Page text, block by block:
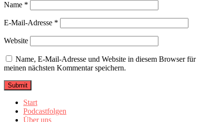
Name *
E-Mail-Adresse *
Website
Name, E-Mail-Adresse und Website in diesem Browser für
meinen nächsten Kommentar speichern.
Start
Podcastfolgen
Über uns